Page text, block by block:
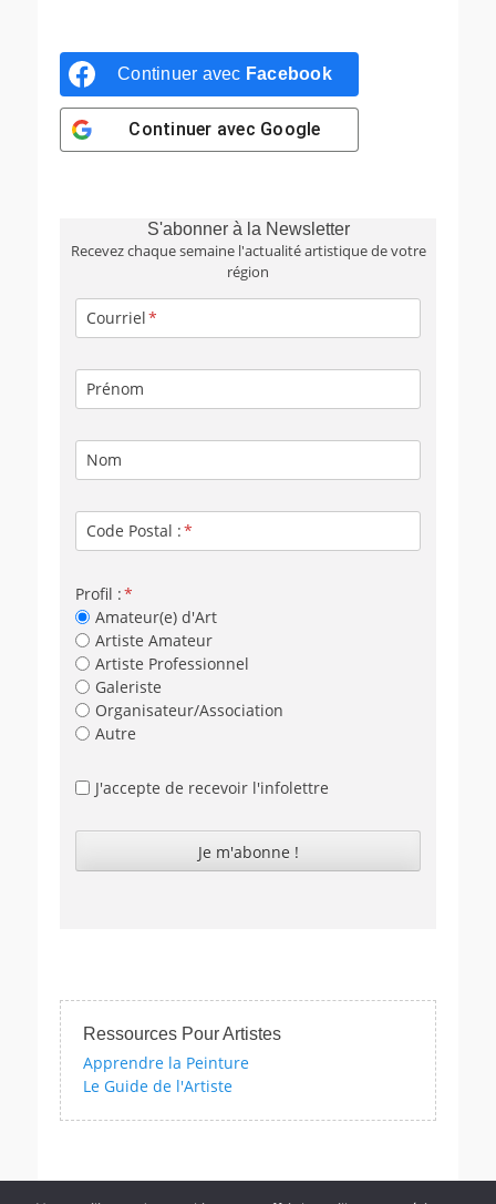
Continuer avec Facebook
Continuer avec Google
S'abonner à la Newsletter
Recevez chaque semaine l'actualité artistique de votre
région
Courriel
Prénom
Nom
Code Postal :
Profil :
Amateur(e) d'Art
Artiste Amateur
Artiste Professionnel
Galeriste
Organisateur/Association
Autre
J'accepte de recevoir l'infolettre
Ressources Pour Artistes
Apprendre la Peinture
Le Guide de l'Artiste
avec nos quizzes sur l'impressionnisme, les femmes